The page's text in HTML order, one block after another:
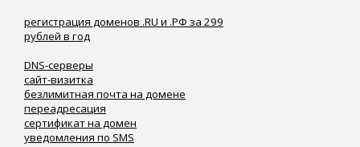
регистрация доменов .RU и .РФ за 299
рублей в год
DNS-серверы
сайт-визитка
безлимитная почта на домене
переадресация
сертификат на домен
уведомления по SMS